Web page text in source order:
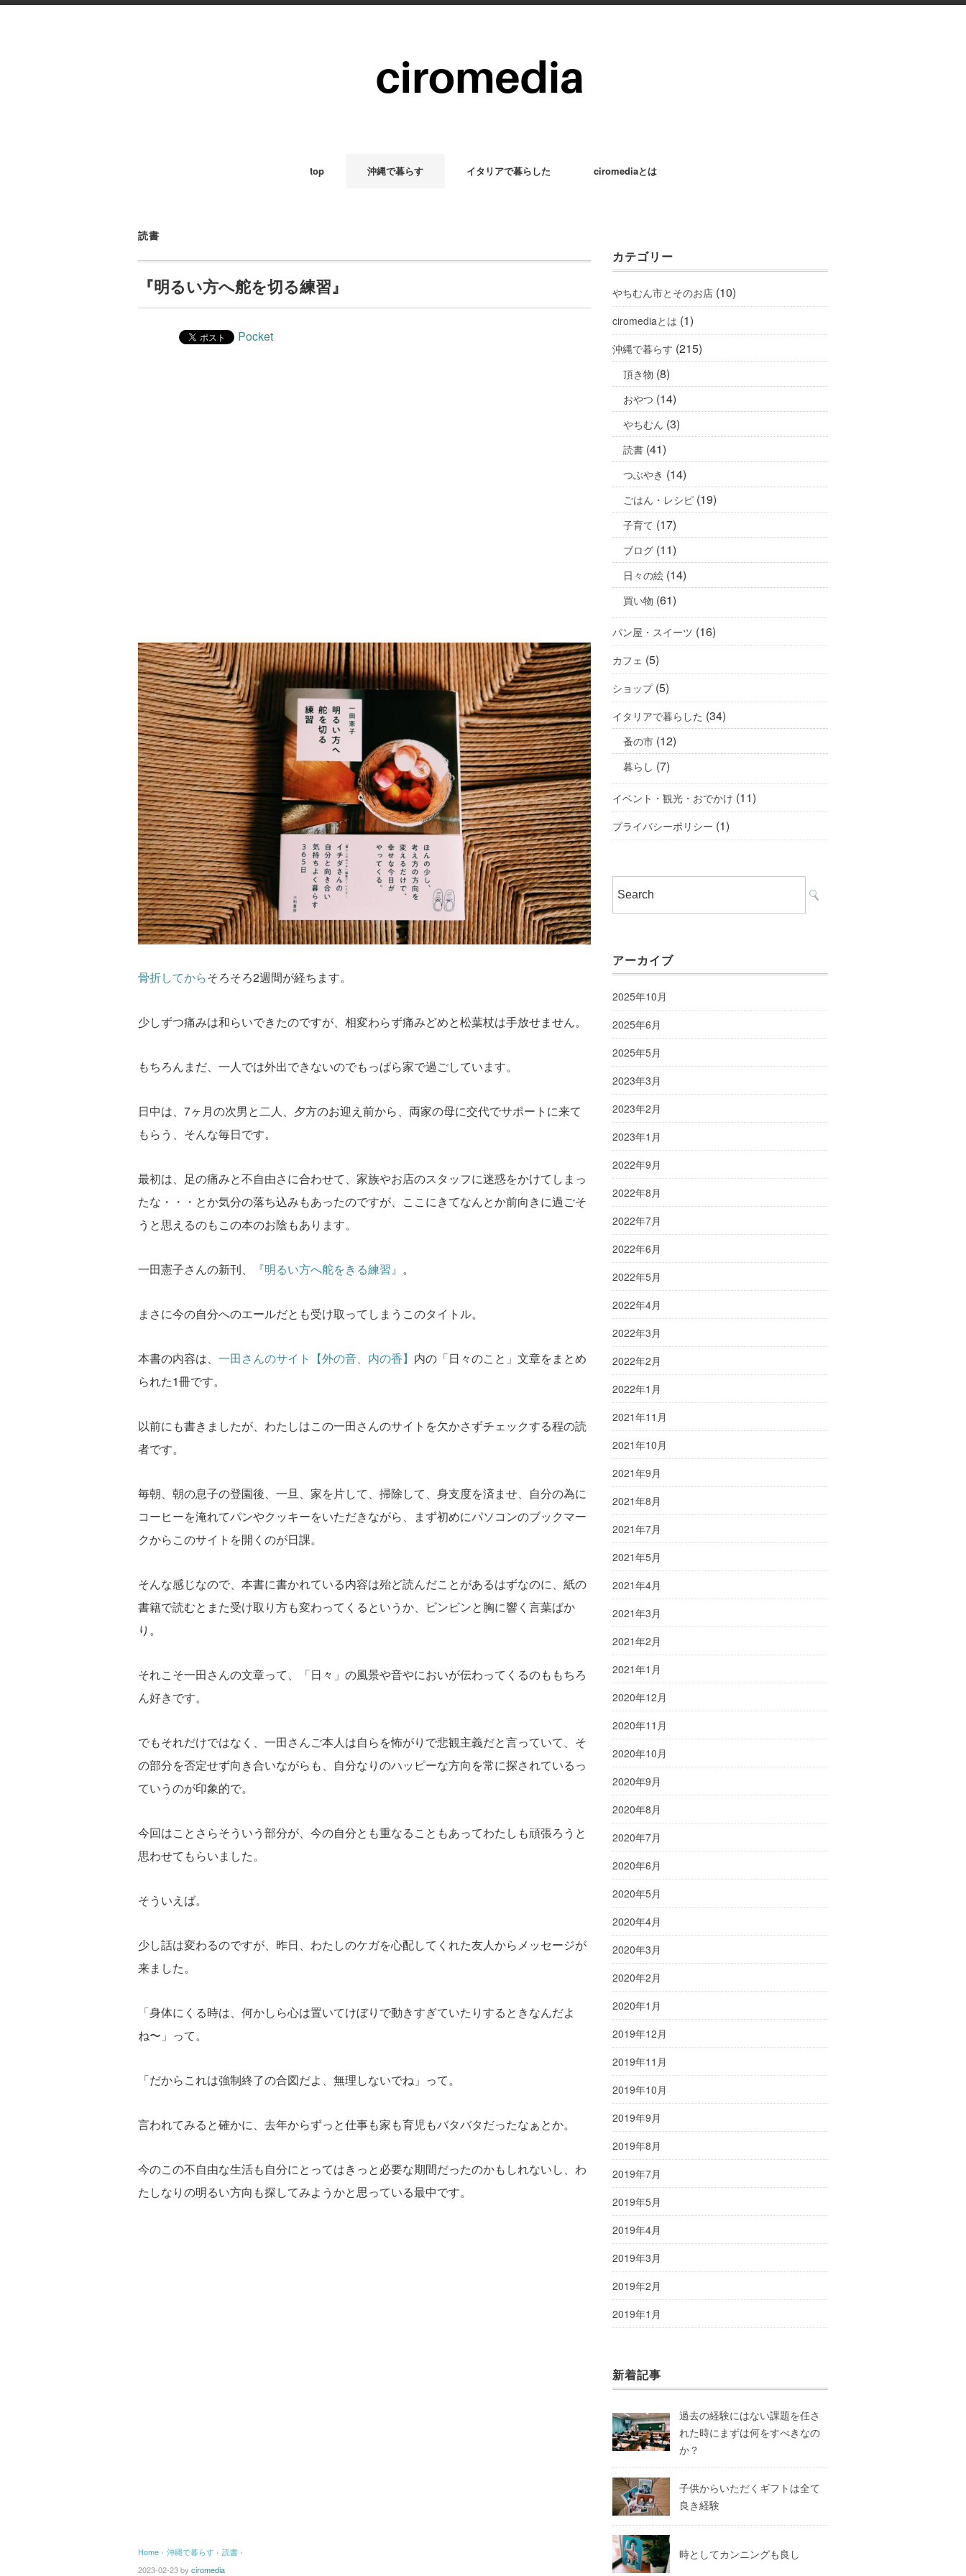
top 沖縄で暮らす イタリアで暮らした ciromediaとは
読書
『明るい方へ舵を切る練習』
Pocket
骨折してからそろそろ2週間が経ちます。
少しずつ痛みは和らいできたのですが、相変わらず痛みどめと松葉杖は手放せません。
もちろんまだ、一人では外出できないのでもっぱら家で過ごしています。
日中は、7ヶ月の次男と二人、夕方のお迎え前から、両家の母に交代でサポートに来て
もらう、そんな毎日です。
最初は、足の痛みと不自由さに合わせて、家族やお店のスタッフに迷惑をかけてしまっ
たな・・・とか気分の落ち込みもあったのですが、ここにきてなんとか前向きに過ごそ
うと思えるのもこの本のお陰もあります。
一田憲子さんの新刊、 『明るい方へ舵をきる練習』 。
まさに今の自分へのエールだとも受け取ってしまうこのタイトル。
本書の内容は、 一田さんのサイト【外の音、内の香】 内の「日々のこと」文章をまとめ
られた1冊です。
以前にも書きましたが、わたしはこの一田さんのサイトを欠かさずチェックする程の読
者です。
毎朝、朝の息子の登園後、一旦、家を片して、掃除して、身支度を済ませ、自分の為に
コーヒーを淹れてパンやクッキーをいただきながら、まず初めにパソコンのブックマー
クからこのサイトを開くのが日課。
そんな感じなので、本書に書かれている内容は殆ど読んだことがあるはずなのに、紙の
書籍で読むとまた受け取り方も変わってくるというか、ビンビンと胸に響く言葉ばか
り。
それこそ一田さんの文章って、「日々」の風景や音やにおいが伝わってくるのももちろ
ん好きです。
でもそれだけではなく、一田さんご本人は自らを怖がりで悲観主義だと言っていて、そ
の部分を否定せず向き合いながらも、自分なりのハッピーな方向を常に探されているっ
ていうのが印象的で。
今回はことさらそういう部分が、今の自分とも重なることもあってわたしも頑張ろうと
思わせてもらいました。
そういえば。
少し話は変わるのですが、昨日、わたしのケガを心配してくれた友人からメッセージが
来ました。
「身体にくる時は、何かしら心は置いてけぼりで動きすぎていたりするときなんだよ
ね〜」って。
「だからこれは強制終了の合図だよ、無理しないでね」って。
言われてみると確かに、去年からずっと仕事も家も育児もバタバタだったなぁとか。
今のこの不自由な生活も自分にとってはきっと必要な期間だったのかもしれないし、わ
たしなりの明るい方向も探してみようかと思っている最中です。
Home › 沖縄で暮らす › 読書 ›
2023-02-23by ciromedia
カテゴリー
やちむん市とそのお店 (10)
ciromediaとは (1)
沖縄で暮らす (215)
頂き物 (8)
おやつ (14)
やちむん (3)
読書 (41)
つぶやき (14)
ごはん・レシピ (19)
子育て (17)
ブログ (11)
日々の絵 (14)
買い物 (61)
パン屋・スイーツ (16)
カフェ (5)
ショップ(5)
イタリアで暮らした (34)
蚤の市 (12)
暮らし (7)
イベント・観光・おでかけ (11)
プライバシーポリシー (1)
アーカイブ
2025年10月
2025年6月
2025年5月
2023年3月
2023年2月
2023年1月
2022年9月
2022年8月
2022年7月
2022年6月
2022年5月
2022年4月
2022年3月
2022年2月
2022年1月
2021年11月
2021年10月
2021年9月
2021年8月
2021年7月
2021年5月
2021年4月
2021年3月
2021年2月
2021年1月
2020年12月
2020年11月
2020年10月
2020年9月
2020年8月
2020年7月
2020年6月
2020年5月
2020年4月
2020年3月
2020年2月
2020年1月
2019年12月
2019年11月
2019年10月
2019年9月
2019年8月
2019年7月
2019年5月
2019年4月
2019年3月
2019年2月
2019年1月
新着記事
過去の経験にはない課題を任さ
れた時にまずは何をすべきなの
か？
子供からいただくギフトは全て
良き経験
時としてカンニングも良し